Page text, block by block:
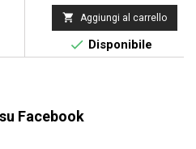
 Aggiungi al carrello
 Disponibile
Facebook